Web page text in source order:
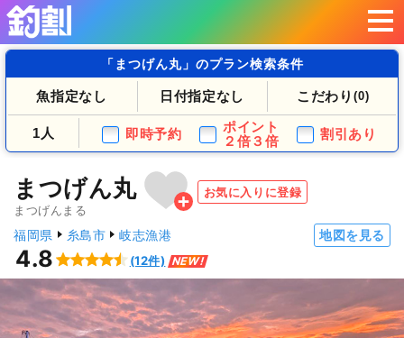
「まつげん丸」のプラン検索条件
魚指定なし 日付指定なし こだわり (0)
1人 即時予約
ポイント
２倍３倍
割引あり
まつげん丸
まつげんまる
お気に入りに登録
福岡県 糸島市 岐志漁港 地図を見る
4.8 (12件) NEW!